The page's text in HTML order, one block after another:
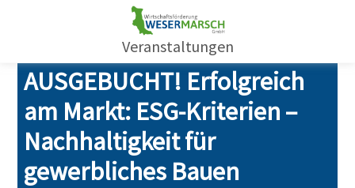
Veranstaltungen
AUSGEBUCHT! Erfolgreich
am Markt: ESG-Kriterien –
Nachhaltigkeit für
gewerbliches Bauen